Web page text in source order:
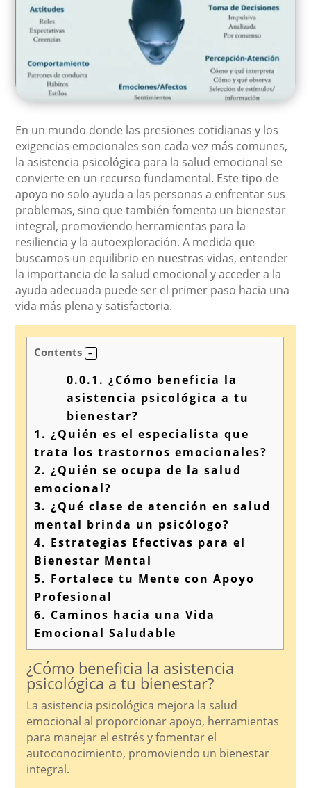
En un mundo donde las presiones cotidianas y los
exigencias emocionales son cada vez más comunes,
la asistencia psicológica para la salud emocional se
convierte en un recurso fundamental. Este tipo de
apoyo no solo ayuda a las personas a enfrentar sus
problemas, sino que también fomenta un bienestar
integral, promoviendo herramientas para la
resiliencia y la autoexploración. A medida que
buscamos un equilibrio en nuestras vidas, entender
la importancia de la salud emocional y acceder a la
ayuda adecuada puede ser el primer paso hacia una
vida más plena y satisfactoria.
Contents
0.0.1. ¿Cómo beneficia la
asistencia psicológica a tu
bienestar?
1. ¿Quién es el especialista que
trata los trastornos emocionales?
2. ¿Quién se ocupa de la salud
emocional?
3. ¿Qué clase de atención en salud
mental brinda un psicólogo?
4. Estrategias Efectivas para el
Bienestar Mental
5. Fortalece tu Mente con Apoyo
Profesional
6. Caminos hacia una Vida
Emocional Saludable
¿Cómo beneficia la asistencia
psicológica a tu bienestar?
La asistencia psicológica mejora la salud
emocional al proporcionar apoyo, herramientas
para manejar el estrés y fomentar el
autoconocimiento, promoviendo un bienestar
integral.